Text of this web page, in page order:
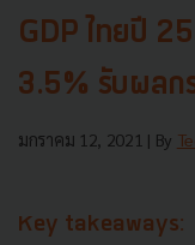
GDP ไทยปี
3.5% รับผลก
มกราคม 12, 2021 | By
Key takeaways: